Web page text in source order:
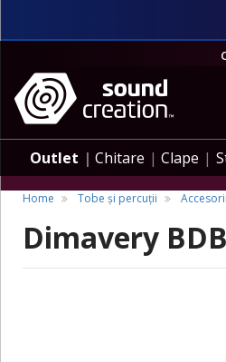
pro-
Outlet Chitare Clape
Home Tobe și percuții
Dimavery